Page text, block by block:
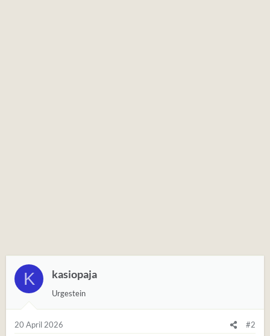
K kasiopaja
Urgestein
20 April 2026 #2